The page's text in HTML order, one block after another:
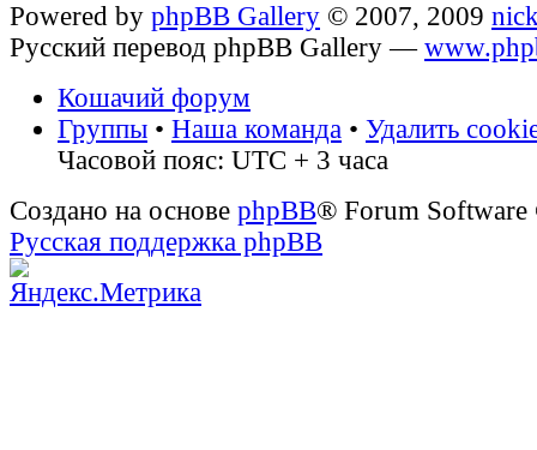
Powered by phpBB Gallery © 2007, 2009
Русский перевод phpBB Gallery —
Кошачий форум
Группы • Наша команда • Удалить
Часовой пояс: UTC + 3 часа
Создано на основе phpBB® Forum
Русская поддержка phpBB